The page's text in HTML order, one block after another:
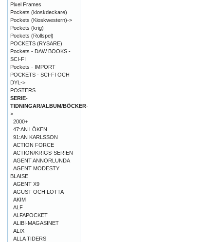
Pixel Frames
Pockets (kioskdeckare)
Pockets (Kioskwestern)->
Pockets (krig)
Pockets (Rollspel)
POCKETS (RYSARE)
Pockets - DAW BOOKS -
SCI-FI
Pockets - IMPORT
POCKETS - SCI-FI OCH
DYL->
POSTERS
SERIE-
TIDNINGAR/ALBUM/BÖCKER-
>
2000+
47:AN LÖKEN
91:AN KARLSSON
ACTION FORCE
ACTION/KRIGS-SERIEN
AGENT ANNORLUNDA
AGENT MODESTY
BLAISE
AGENT X9
AGUST OCH LOTTA
AKIM
ALF
ALFAPOCKET
ALIBI-MAGASINET
ALIX
ALLA TIDERS